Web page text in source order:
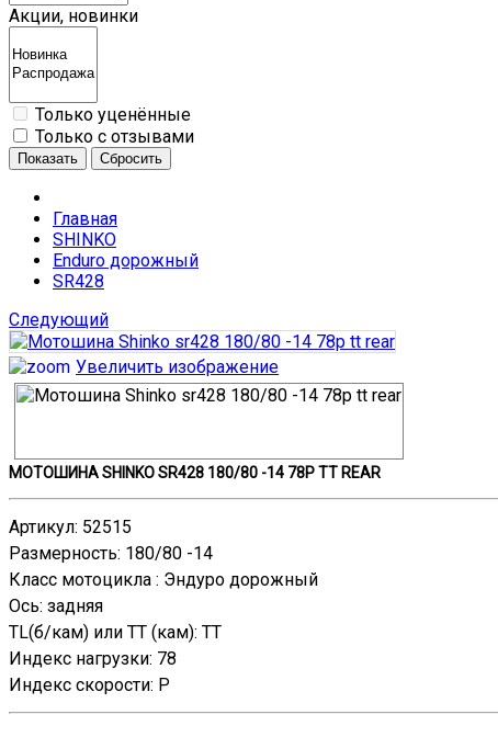
Акции, новинки
Только уценённые
Только с отзывами
Показать Сбросить
Главная
SHINKO
Enduro дорожный
SR428
Следующий
Увеличить изображение
МОТОШИНА SHINKO SR428 180/80 -14 78P TT REAR
Артикул: 52515
Размерность: 180/80 -14
Класс мотоцикла : Эндурo дорожный
Ось: задняя
TL(б/кам) или TT (кам): TT
Индекс нагрузки: 78
Индекс скорости: P